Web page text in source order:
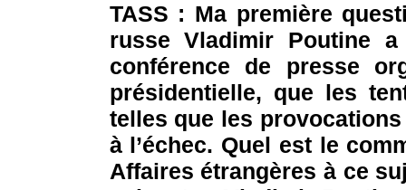
TASS : Ma première
russe Vladimir Poutine a
conférence de presse
présidentielle, que les
telles que les
à l’échec. Quel est le
Affaires étrangères à ce